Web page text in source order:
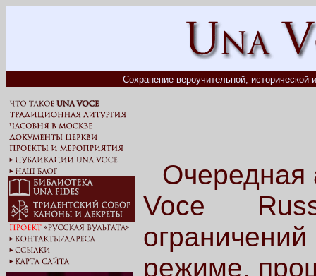
Сохранение вероучительной, исторической
Очередная
Voce
режиме,